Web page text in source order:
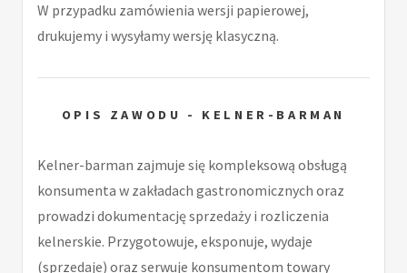
W przypadku zamówienia wersji papierowej,
drukujemy i wysyłamy wersję klasyczną.
OPIS ZAWODU - KELNER-BARMAN
Kelner-barman zajmuje się kompleksową obsługą
konsumenta w zakładach gastronomicznych oraz
prowadzi dokumentację sprzedaży i rozliczenia
kelnerskie. Przygotowuje, eksponuje, wydaje
(sprzedaje) oraz serwuje konsumentom towary